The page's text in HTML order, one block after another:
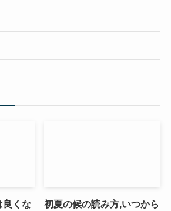
良くな
初夏の候の読み方,いつから